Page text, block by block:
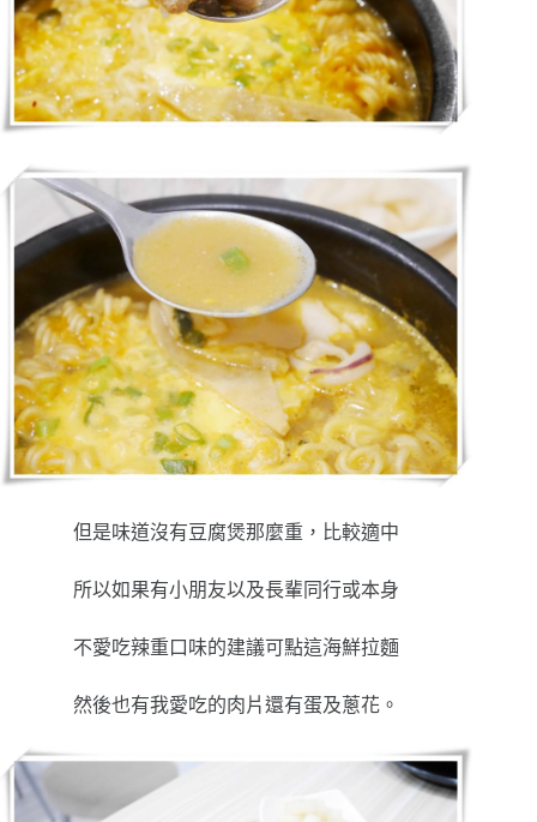
但是味道沒有豆腐煲那麼重，比較適中
所以如果有小朋友以及長輩同行或本身
不愛吃辣重口味的建議可點這海鮮拉麵
然後也有我愛吃的肉片還有蛋及蔥花。